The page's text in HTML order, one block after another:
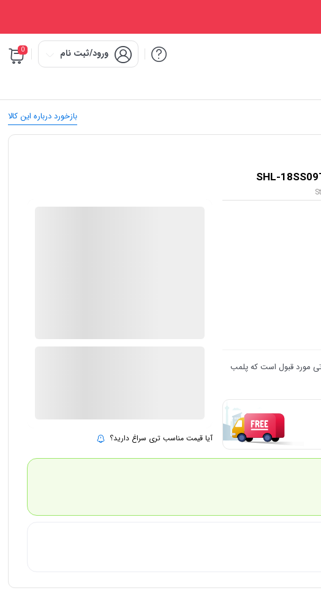
ورود/ثبت نام 0
بازخورد درباره این کالا
مورد قبول است که پلمب
999.000
آیا قیمت مناسب تری سراغ دارید؟